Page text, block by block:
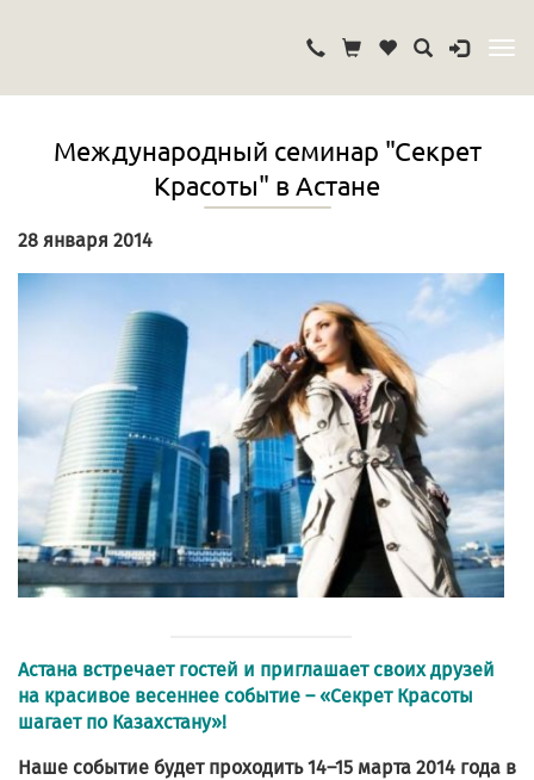
Международный семинар "Секрет
Красоты" в Астане
28 января 2014
Астана встречает гостей и приглашает своих друзей
на красивое весеннее событие – «Секрет Красоты
шагает по Казахстану»!
Наше событие будет проходить 14–15 марта 2014 года в